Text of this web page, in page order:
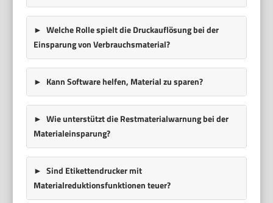
Welche Rolle spielt die Druckauflösung bei der
Einsparung von Verbrauchsmaterial?
Kann Software helfen, Material zu sparen?
Wie unterstützt die Restmaterialwarnung bei der
Materialeinsparung?
Sind Etikettendrucker mit
Materialreduktionsfunktionen teuer?